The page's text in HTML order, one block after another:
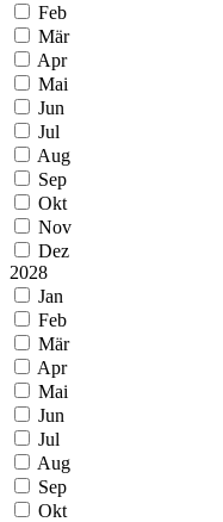
Feb
Mär
Apr
Mai
Jun
Jul
Aug
Sep
Okt
Nov
Dez
2028
Jan
Feb
Mär
Apr
Mai
Jun
Jul
Aug
Sep
Okt